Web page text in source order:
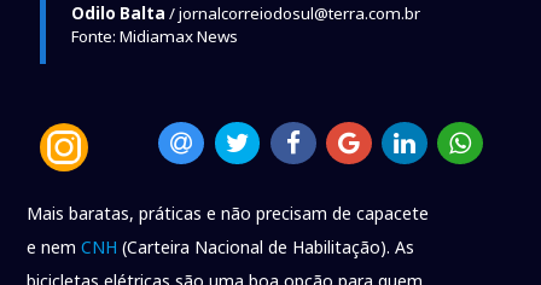
Odilo Balta / jornalcorreiodosul@terra.com.br
Fonte: Midiamax News
Mais baratas, práticas e não precisam de capacete
e nemCNH (Carteira Nacional de Habilitação). As